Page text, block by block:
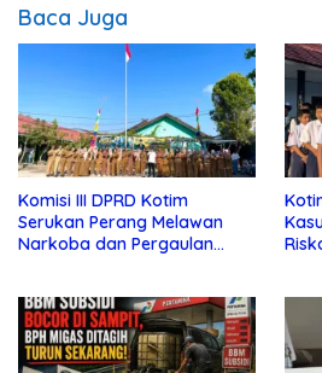
Baca Juga
Komisi III DPRD Kotim
Serukan Perang Melawan
Narkoba dan Pergaulan